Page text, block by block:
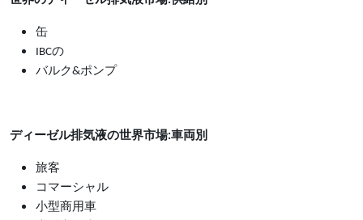
缶
IBCの
バルク&ポンプ
ディーゼル排気液の世界市場:車両別
旅客
コマーシャル
小型商用車